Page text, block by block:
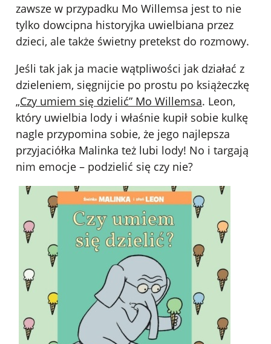
zawsze w przypadku Mo Willemsa jest to nie
tylko dowcipna historyjka uwielbiana przez
dzieci, ale także świetny pretekst do rozmowy.
Jeśli tak jak ja macie wątpliwości jak działać z
dzieleniem, sięgnijcie po prostu po książeczkę
„Czy umiem się dzielić” Mo Willemsa. Leon,
który uwielbia lody i właśnie kupił sobie kulkę
nagle przypomina sobie, że jego najlepsza
przyjaciółka Malinka też lubi lody! No i targają
nim emocje – podzielić się czy nie?